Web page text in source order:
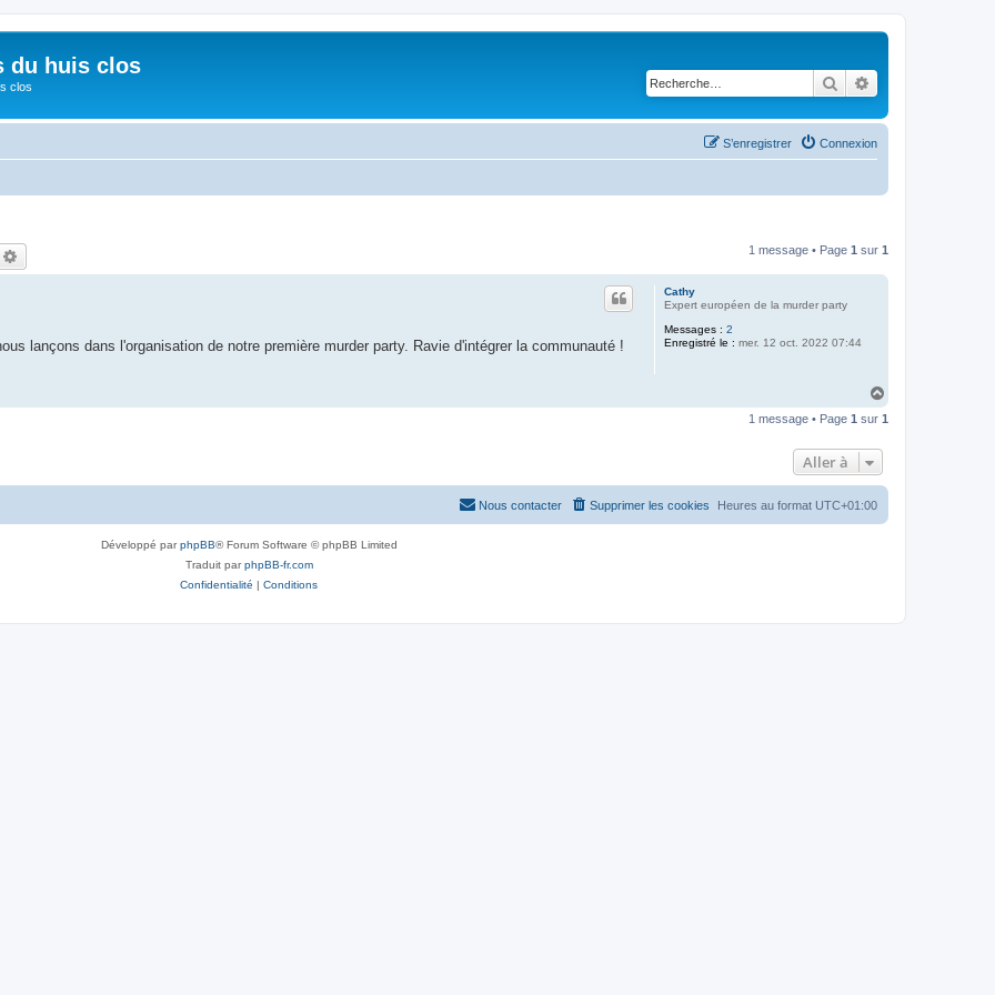
du huis clos
clos Rechercher
Connexion
S’enregistrer
1 message • Page 1 sur 1
Cathy
Expert européen de la murder party
Messages : 2
Enregistré le : mer. 12 oct. 2022 07:44
lançons dans l'organisation de notre première murder party. Ravie d'intégrer la communauté !
u
1 message • Page 1 sur 1
Aller à
Heures au format UTC+01:00
Supprimer les cookies
Nous contacter
Développé parphpBB® Forum Software © phpBB Limited
Traduit parphpBB-fr.com
Confidentialité | Conditions